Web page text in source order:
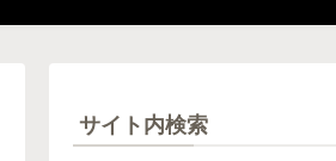
サイト内検索